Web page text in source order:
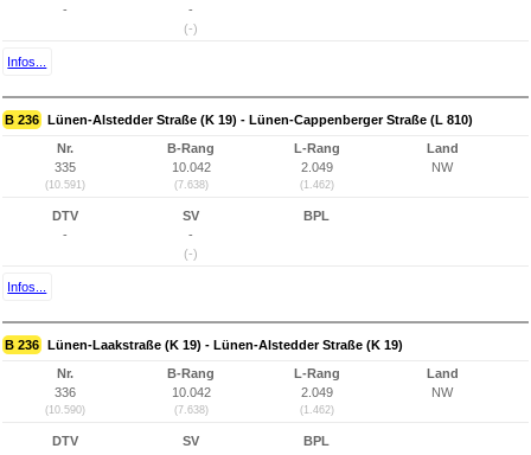
-
-
(-)
Infos...
B 236 Lünen-Alstedder Straße (K 19) - Lünen-Cappenberger Straße (L 810)
Nr.
335
(10.591)
B-Rang
10.042
(7.638)
L-Rang
2.049
(1.462)
Land
NW
DTV
-
SV
-
(-)
BPL
Infos...
B 236 Lünen-Laakstraße (K 19) - Lünen-Alstedder Straße (K 19)
Nr.
336
(10.590)
B-Rang
10.042
(7.638)
L-Rang
2.049
(1.462)
Land
NW
DTV
SV
BPL